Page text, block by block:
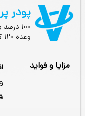
پودر
وعده 120 کالری – فاقد لاکتوز
مزایا و فواید